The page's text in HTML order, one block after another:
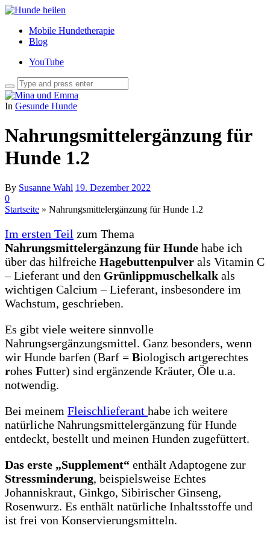
Mobile Hundetherapie
Blog
YouTube
In Gesunde Hunde
Nahrungsmittelergänzung für
Hunde 1.2
By Susanne Wahl 19. Dezember 2022
0
Startseite » Nahrungsmittelergänzung für Hunde 1.2
Im ersten Teil zum Thema
Nahrungsmittelergänzung für Hunde habe ich
über das hilfreiche Hagebuttenpulver als Vitamin C
– Lieferant und den Grünlippmuschelkalk als
wichtigen Calcium – Lieferant, insbesondere im
Wachstum, geschrieben.
Es gibt viele weitere sinnvolle
Nahrungsergänzungsmittel. Ganz besonders, wenn
wir Hunde barfen (Barf = Biologisch artgerechtes
rohes Futter) sind ergänzende Kräuter, Öle u.a.
notwendig.
Bei meinem Fleischlieferant habe ich weitere
natürliche Nahrungsmittelergänzung für Hunde
entdeckt, bestellt und meinen Hunden zugefüttert.
Das erste „Supplement“ enthält Adaptogene zur
Stressminderung, beispielsweise Echtes
Johanniskraut, Ginkgo, Sibirischer Ginseng,
Rosenwurz. Es enthält natürliche Inhaltsstoffe und
ist frei von Konservierungsmitteln.